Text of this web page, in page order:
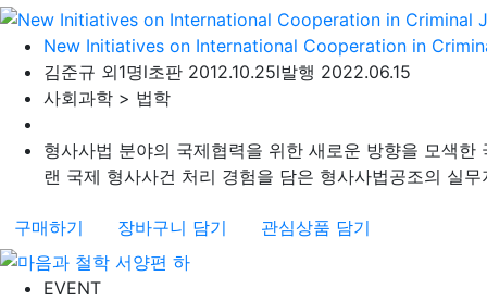
New Initiatives on International Cooperation in
김준규 외1명l초판 2012.10.25l발행 2022.06.15
사회과학 > 법학
형사사법 분야의 국제협력을 위한 새로운 방향을 모색
랜 국제 형사사건 처리 경험을 담은 형사사법공조의 실
구매하기 장바구니 담기 관심상품 담기
EVENT